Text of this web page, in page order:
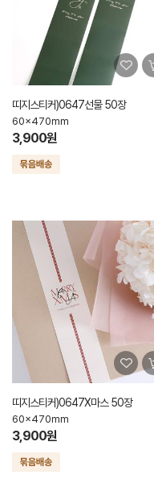
띠지스티커)0647선물 50장
60x470mm
3,900원
띠지스티커)0647X마스 50장
60x470mm
3,900원